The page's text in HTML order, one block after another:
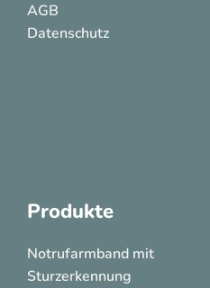
AGB
Datenschutz
Produkte
Notrufarmband mit
Sturzerkennung